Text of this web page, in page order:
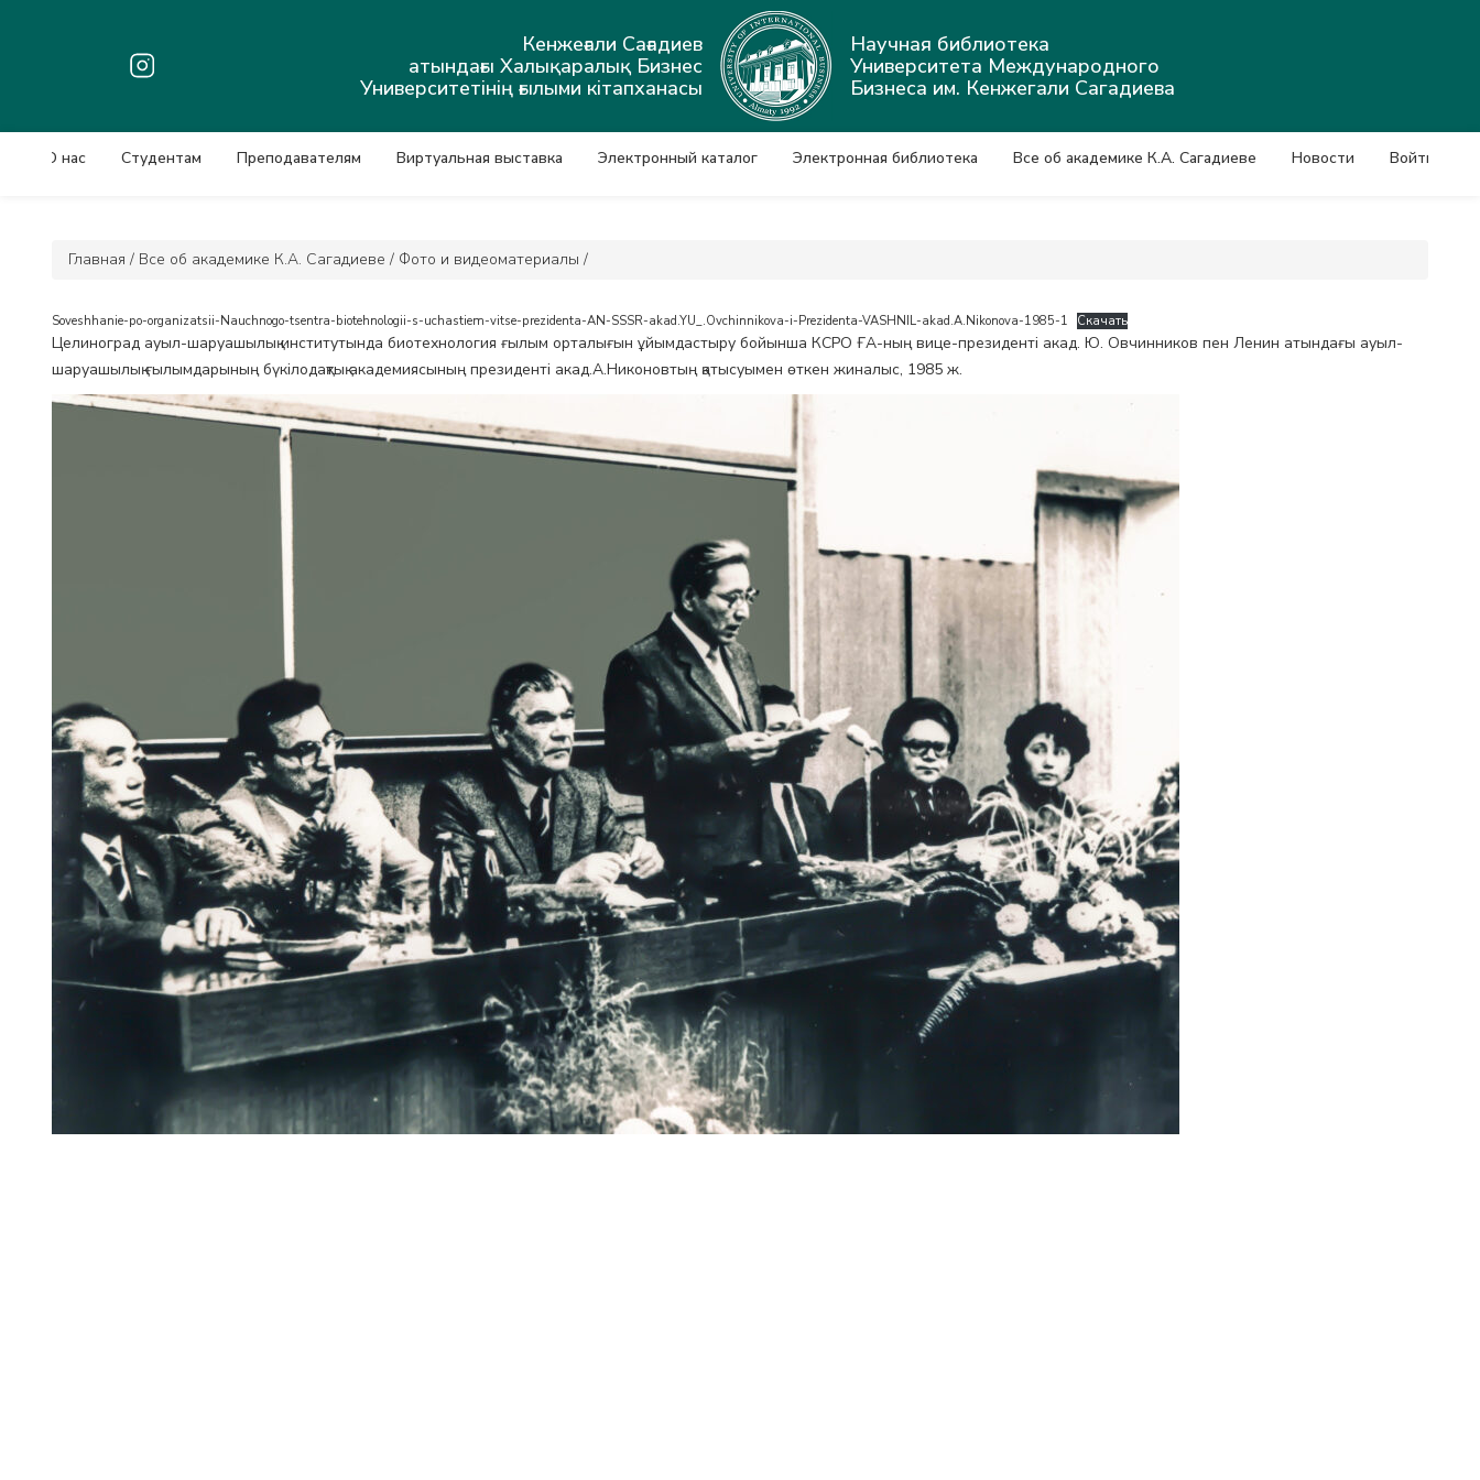
Кенжеғали Сағадиев
атындағы Халықаралық Бизнес
Университетінің ғылыми кітапханасы
Научная библиотека
Университета Международного
Бизнеса им. Кенжегали Сагадиева
О нас Студентам Преподавателям Виртуальная выставка Электронный каталог Электронная библиотека Все об академике К.А. Сагадиеве Новости Войти
Главная / Все об академике К.А. Сагадиеве / Фото и видеоматериалы /
Soveshhanie-po-organizatsii-Nauchnogo-tsentra-biotehnologii-s-uchastiem-vitse-prezidenta-AN-SSSR-akad.YU_.Ovchinnikova-i-Prezidenta-VASHNIL-akad.A.Nikonova-1985-1 Скачать
Целиноград ауыл-шаруашылық институтында биотехнология ғылым орталығын ұйымдастыру бойынша КСРО ҒА-ның вице-президенті акад. Ю. Овчинников пен Ленин атындағы ауыл-
шаруашылық ғылымдарының бүкілодақтық академиясының президенті акад.А.Никоновтың қатысуымен өткен жиналыс, 1985 ж.